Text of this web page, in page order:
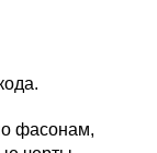
фасонам,